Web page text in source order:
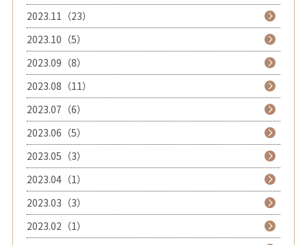
2023.11（23）
2023.10（5）
2023.09（8）
2023.08（11）
2023.07（6）
2023.06（5）
2023.05（3）
2023.04（1）
2023.03（3）
2023.02（1）